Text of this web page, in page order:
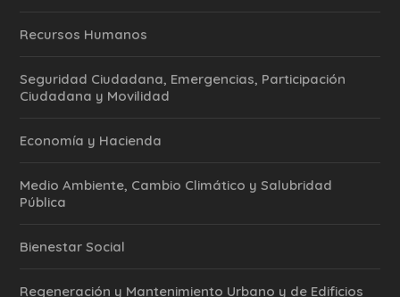
Recursos Humanos
Seguridad Ciudadana, Emergencias, Participación
Ciudadana y Movilidad
Economía y Hacienda
Medio Ambiente, Cambio Climático y Salubridad
Pública
Bienestar Social
Regeneración y Mantenimiento Urbano y de Edificios